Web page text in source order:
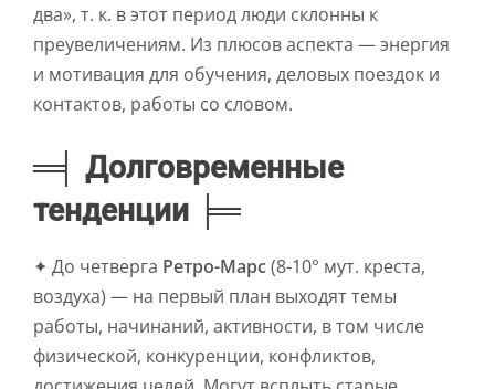
два», т. к. в этот период люди склонны к
преувеличениям. Из плюсов аспекта — энергия
и мотивация для обучения, деловых поездок и
контактов, работы со словом.
═╡ Долговременные
тенденции ╞═
✦ До четверга Ретро-Марс(8-10° мут. креста,
воздуха) — на первый план выходят темы
работы, начинаний, активности, в том числе
физической, конкуренции, конфликтов,